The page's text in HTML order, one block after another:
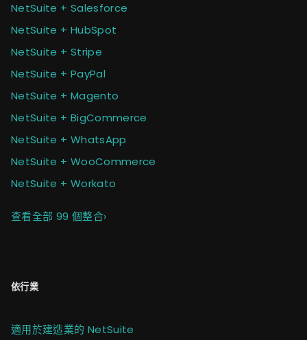
NetSuite + Salesforce
NetSuite + HubSpot
NetSuite + Stripe
NetSuite + PayPal
NetSuite + Magento
NetSuite + BigCommerce
NetSuite + WhatsApp
NetSuite + WooCommerce
NetSuite + Workato
查看全部 99 個整合›
依行業
適用於建造業的 NetSuite